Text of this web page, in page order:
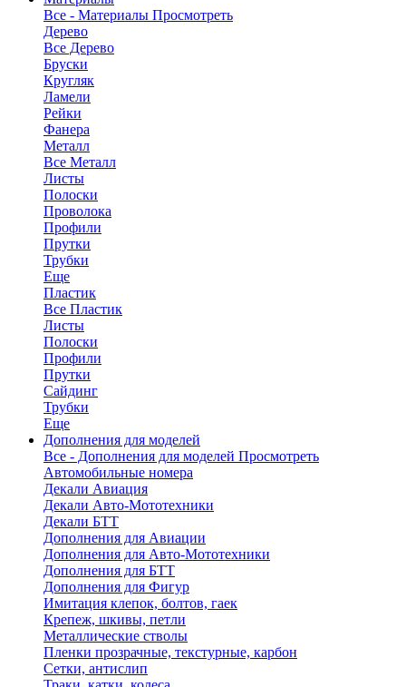
Все - Материалы Просмотреть
Дерево
Все Дерево
Бруски
Кругляк
Ламели
Рейки
Фанера
Металл
Все Металл
Листы
Полоски
Проволока
Профили
Прутки
Трубки
Еще
Пластик
Все Пластик
Листы
Полоски
Профили
Прутки
Сайдинг
Трубки
Еще
Дополнения для моделей
Все - Дополнения для моделей Просмотреть
Автомобильные номера
Декали Авиация
Декали Авто-Мототехники
Декали БТТ
Дополнения для Авиации
Дополнения для Авто-Мототехники
Дополнения для БТТ
Дополнения для Фигур
Имитация клепок, болтов, гаек
Крепеж, шкивы, петли
Металлические стволы
Пленки прозрачные, текстурные, карбон
Сетки, антислип